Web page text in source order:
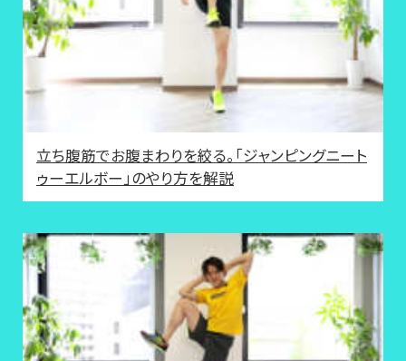
立ち腹筋でお腹まわりを絞る。「ジャンピングニート
ゥーエルボー」のやり方を解説